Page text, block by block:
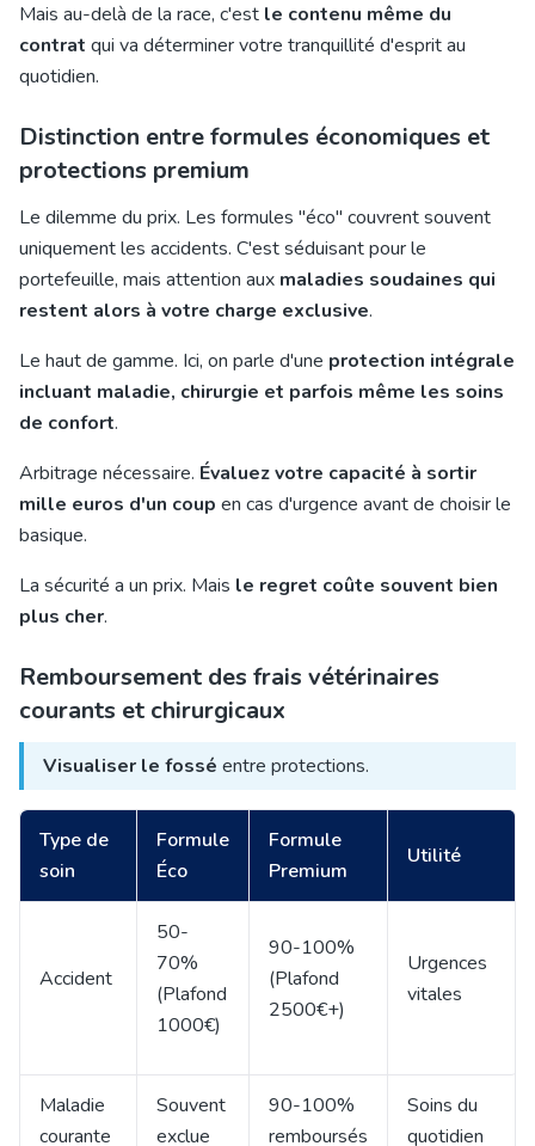
Mais au-delà de la race, c'est le contenu même du
contrat qui va déterminer votre tranquillité d'esprit au
quotidien.
Distinction entre formules économiques et
protections premium
Le dilemme du prix. Les formules "éco" couvrent souvent
uniquement les accidents. C'est séduisant pour le
portefeuille, mais attention aux maladies soudaines qui
restent alors à votre charge exclusive.
Le haut de gamme. Ici, on parle d'une protection intégrale
incluant maladie, chirurgie et parfois même les soins
de confort.
Arbitrage nécessaire. Évaluez votre capacité à sortir
mille euros d'un coup en cas d'urgence avant de choisir le
basique.
La sécurité a un prix. Mais le regret coûte souvent bien
plus cher.
Remboursement des frais vétérinaires
courants et chirurgicaux
Visualiser le fossé entre protections.
Type de
soin
Formule
Éco
Formule
Premium
Utilité
Accident
50-
70%
(Plafond
1000€)
90-100%
(Plafond
2500€+)
Urgences
vitales
Maladie
courante
Souvent
exclue
90-100%
remboursés
Soins du
quotidien